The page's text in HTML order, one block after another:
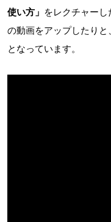
使い方」 をレクチャーし
の動画をアップしたり
となっています。